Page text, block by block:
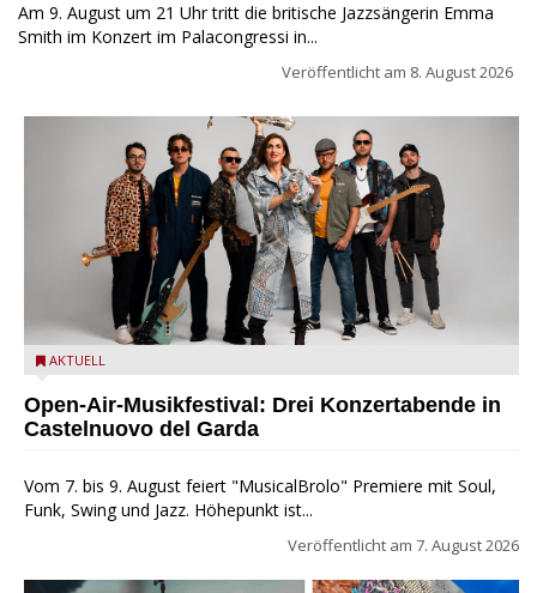
Am 9. August um 21 Uhr tritt die britische Jazzsängerin Emma
Smith im Konzert im Palacongressi in...
Veröffentlicht am 8. August 2026
Castelnuovo del Garda: Die "Dirotta su Cuba" zu Gast beim
AKTUELL
Open-Air-Musikfestival: Drei Konzertabende in
Castelnuovo del Garda
Vom 7. bis 9. August feiert "MusicalBrolo" Premiere mit Soul,
Funk, Swing und Jazz. Höhepunkt ist...
Veröffentlicht am 7. August 2026